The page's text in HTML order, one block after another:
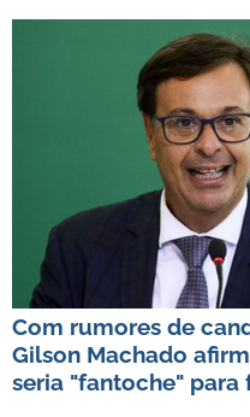
Com rumores de
Gilson Machado
seria "fantoche" para